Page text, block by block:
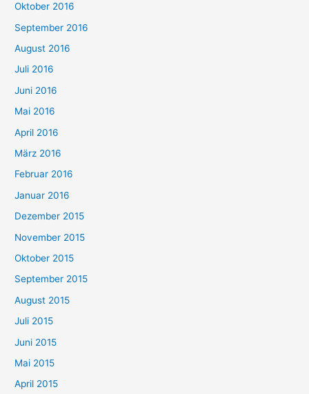
Oktober 2016
September 2016
August 2016
Juli 2016
Juni 2016
Mai 2016
April 2016
März 2016
Februar 2016
Januar 2016
Dezember 2015
November 2015
Oktober 2015
September 2015
August 2015
Juli 2015
Juni 2015
Mai 2015
April 2015